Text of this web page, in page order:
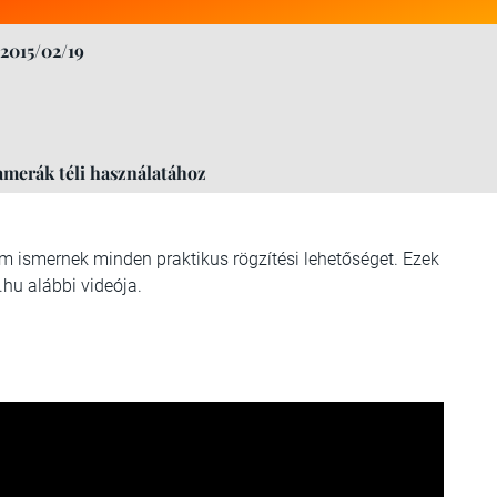
2015/02/19
téli használatához
ismernek minden praktikus rögzítési lehetőséget. Ezek
alábbi videója.